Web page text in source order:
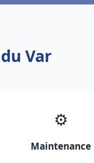
Var
⚙️
Maintenance